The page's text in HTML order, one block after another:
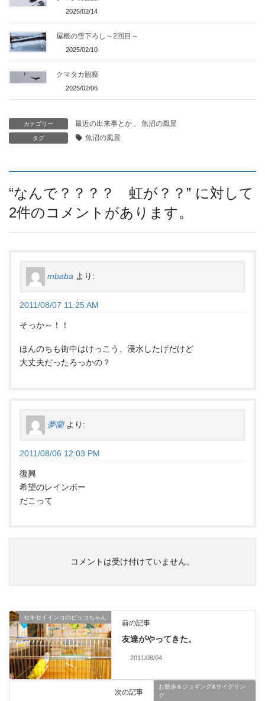
2025/02/14
屋根の雪下ろし～2回目～
2025/02/10
クマタカ観察
2025/02/06
カテゴリー 最近の出来事とか 、 魚沼の風景
タグ 魚沼の風景
“なんで？？？？ 虹が？？ ” に対して
2件のコメントがあります。
mbaba より:
2011/08/07 11:25 AM
そっか～！！
ほんのちも街中はけっこう、浸水したげだけど
大丈夫だったろっかの？
夢蘭 より:
2011/08/06 12:03 PM
復興
希望のレインボー
だこって
コメントは受け付けていません。
セキセイインコのピッコちゃん
前の記事
友達がやってきた。
2011/08/04
お散歩＆ジョギング&サイクリン
グ
次の記事